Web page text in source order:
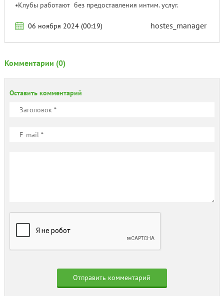
•Клубы работают без предоставления интим. услуг.
06 ноября 2024 (00:19) hostes_manager
Комментарии (0)
Оставить комментарий